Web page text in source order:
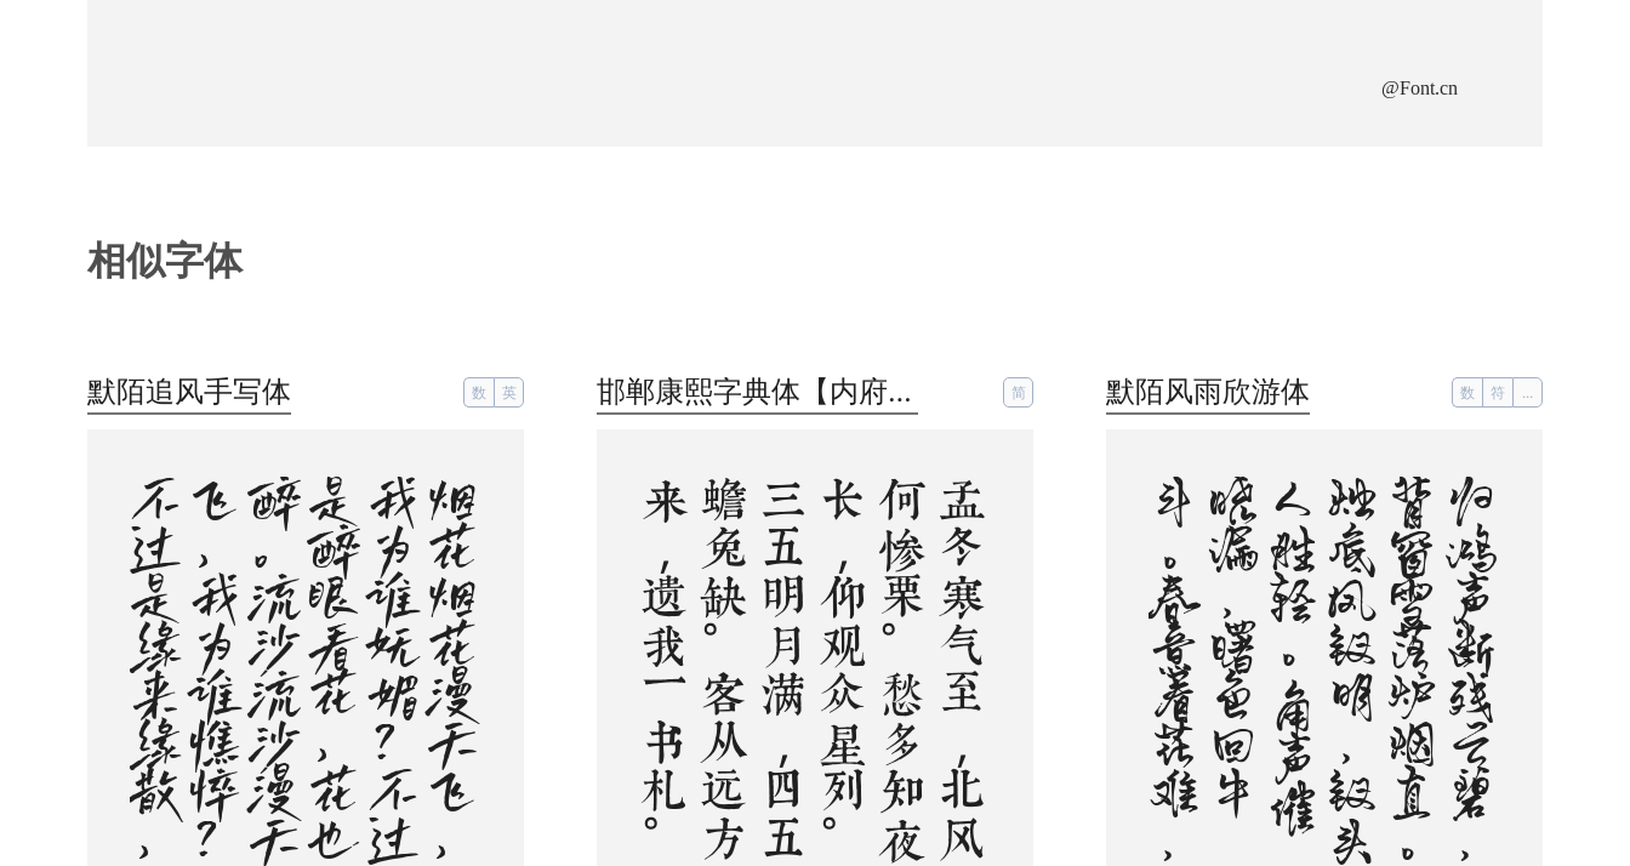
@Font.cn
相似字体
默陌追风手写体 数 英
烟
花
烟
花
漫
天
飞
，
我
为
谁
妩
媚
？
不
过
是
醉
眼
看
花
，
花
也
醉
。
流
沙
流
沙
漫
天
飞
，
我
为
谁
憔
悴
？
不
过
是
缘
来
缘
散
，
缘
如
水
邯郸康熙字典体【内府简】 简
孟
冬
寒
气
至
，
北
风
何
惨
栗
。
愁
多
知
夜
长
，
仰
观
众
星
列
。
三
五
明
月
满
，
四
五
蟾
兔
缺
。
客
从
远
方
来
，
遗
我
一
书
札
。
上
言
长
相
思
，
下
言
久
离
别
。
置
书
怀
袖
中
，
三
岁
字
不
灭
。
一
心
抱
区
区
，
惧
君
不
识
察
。
默陌风雨欣游体 数 符 ...
归
鸿
声
断
残
云
碧
，
背
窗
雪
落
炉
烟
直
。
烛
底
凤
钗
明
，
钗
头
人
胜
轻
。
角
声
催
晓
漏
，
曙
色
回
牛
斗
。
春
意
看
花
难
，
西
风
留
旧
寒